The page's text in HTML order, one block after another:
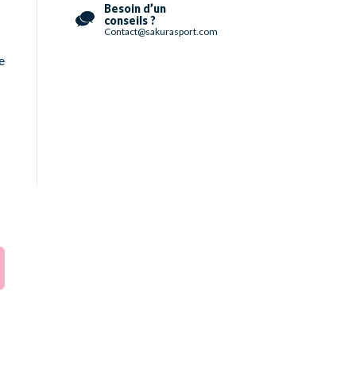
Besoin d’un
conseils ?
Contact@sakurasport.com